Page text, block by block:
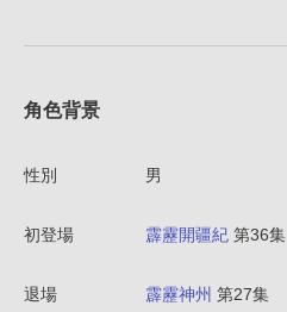
角色背景
性別 男
初登場 霹靂開疆紀 第36集
退場 霹靂神州 第27集